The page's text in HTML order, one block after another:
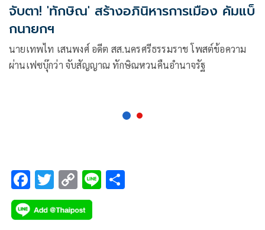
จับตา! 'ทักษิณ' สร้างอภินิหารการเมือง คัมแบ็
กนายกฯ
นายเทพไท เสนพงศ์ อดีต สส.นครศรีธรรมราช โพสต์ข้อความ
ผ่านเฟซบุ๊กว่า จับสัญญาณ ทักษิณหวนคืนอำนาจรัฐ
F
ac
e
T
wi
tt
C
o
p
Li